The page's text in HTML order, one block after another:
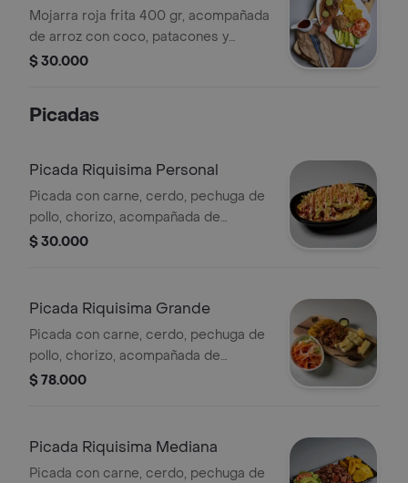
Mojarra roja frita 400 gr, acompañada
de arroz con coco, patacones y
ensalada de la casa a elegir.
$ 30.000
Picadas
Picada Riquisima Personal
Picada con carne, cerdo, pechuga de
pollo, chorizo, acompañada de
patacones, yuca, ensalada de la casa,
$ 30.000
Picada Riquisima Grande
Picada con carne, cerdo, pechuga de
pollo, chorizo, acompañada de
patacones, yuca, ensalada de la casa,
$ 78.000
Picada Riquisima Mediana
Picada con carne, cerdo, pechuga de